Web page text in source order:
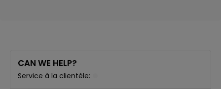
CAN WE HELP?
Service à la clientèle: